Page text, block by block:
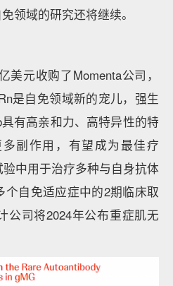
领域的研究还将继续。
美元收购了Momenta公司，
是自免领域新的宠儿，强生
有高亲和力、高特异性的特
副作用，有望成为最佳疗
中用于治疗多种与自身抗体
自免适应症中的2期临床取
公司将2024年公布重症肌无